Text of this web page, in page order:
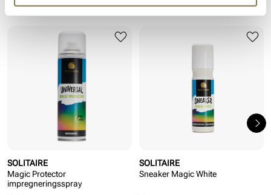
Kanskje du også liker
SOLITAIRE
Magic Protector
impregneringsspray
SOLITAIRE
Sneaker Magic White